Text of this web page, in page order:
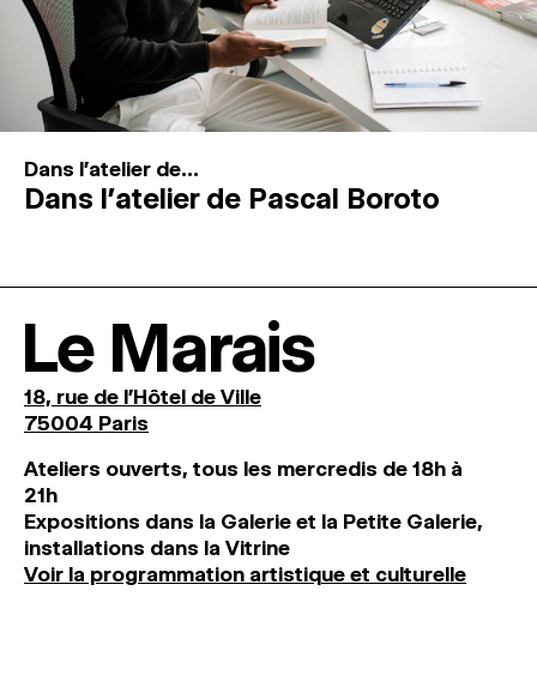
Dans l'atelier de...
Dans l’atelier de Pascal Boroto
Le Marais
18, rue de l'Hôtel de Ville
75004 Paris
Ateliers ouverts, tous les mercredis de 18h à
21h
Expositions dans la Galerie et la Petite Galerie,
installations dans la Vitrine
Voir la programmation artistique et culturelle